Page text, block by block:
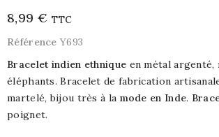
8,99 € TTC
Référence Y693
Bracelet indien ethnique en métal
éléphants. Bracelet de fabrication
martelé, bijou très à la mode en Inde.
poignet.